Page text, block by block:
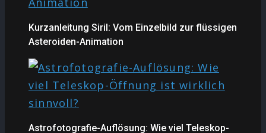
Kurzanleitung Siril: Vom Einzelbild zur flüssigen
Asteroiden-Animation
Astrofotografie-Auflösung: Wie viel Teleskop-